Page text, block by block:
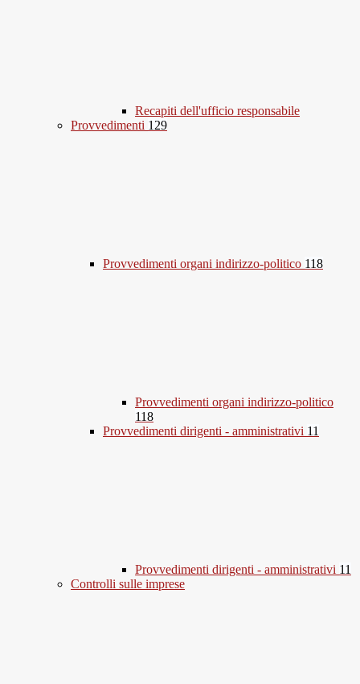
Recapiti dell'ufficio responsabile
Provvedimenti 129
Provvedimenti organi indirizzo-politico 118
Provvedimenti organi indirizzo-politico
118
Provvedimenti dirigenti - amministrativi 11
Provvedimenti dirigenti - amministrativi 11
Controlli sulle imprese